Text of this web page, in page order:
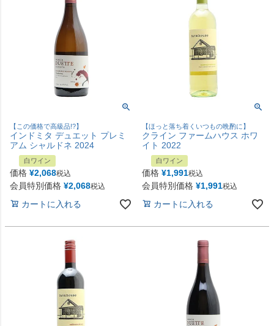
【この価格で高級品!?】
インドミタ デュエット プレミ
アム シャルドネ 2024
白ワイン
価格 ¥2,068税込
会員特別価格 ¥2,068税込
カートに入れる
【ほっと落ち着くいつもの晩酌に】
クライン ファームハウス ホワ
イト 2022
白ワイン
価格 ¥1,991税込
会員特別価格 ¥1,991税込
カートに入れる